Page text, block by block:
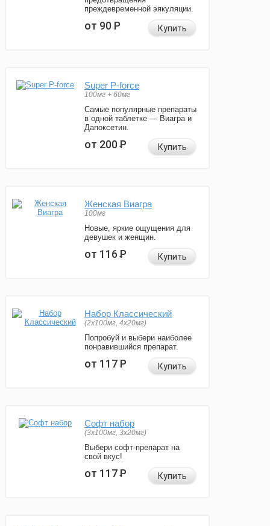
преждевременной эякуляции.
от 90Р Купить
Super P-force
100мг + 60мг
Самые популярные препараты
в одной таблетке — Виагра и
Дапоксетин.
от 200Р Купить
Женская Виагра
100мг
Новые, яркие ощущения для
девушек и женщин.
от 116Р Купить
Набор Классический
(2x100мг, 4x20мг)
Попробуй и выбери наиболее
понравившийся препарат.
от 117Р Купить
Софт набор
(3x100мг, 3x20мг)
Выбери софт-препарат на
свой вкус!
от 117Р Купить